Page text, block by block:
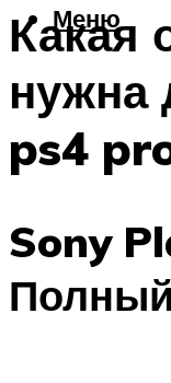
Меню
Какая
нужна
ps4
Sony